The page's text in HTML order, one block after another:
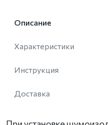
Описание
Характеристики
Инструкция
Доставка